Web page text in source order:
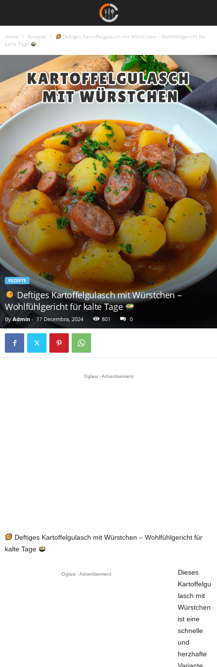
Home Rezepte
Deftiges Kartoffelgulasch mit Würstchen – Wohlfühlgericht für
kalte Tage
REZEPTE
Deftiges Kartoffelgulasch mit Würstchen –
Wohlfühlgericht für kalte Tage
By Admin - 17 Decembra, 2024 801 0
Oglasi - Advertisement
Deftiges Kartoffelgulasch mit Würstchen – Wohlfühlgericht für
kalte Tage
Oglasi - Advertisement
Dieses
Kartoffelgu
lasch mit
Würstchen
ist eine
schnelle
und
herzhafte
Variante